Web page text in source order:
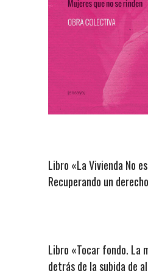
Libro «La Vivienda No
Recuperando un
Libro «Tocar fondo. La
detrás de la subida de